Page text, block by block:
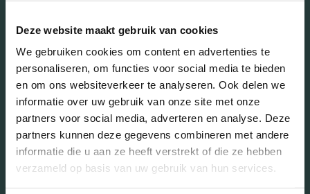
Deze website maakt gebruik van cookies
We gebruiken cookies om content en advertenties te
personaliseren, om functies voor social media te bieden
en om ons websiteverkeer te analyseren. Ook delen we
informatie over uw gebruik van onze site met onze
partners voor social media, adverteren en analyse. Deze
partners kunnen deze gegevens combineren met andere
informatie die u aan ze heeft verstrekt of die ze hebben
verzameld op basis van uw gebruik van hun services.
Burgerlijke staat in wijk
Gehuwd (53.29%)
Ongehuwd (37.43%)
Gescheiden (5.99%)
Verweduwd (3.29%)